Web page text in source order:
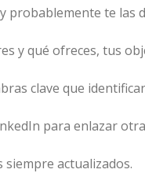
probablemente te las
y qué ofreces, tus
clave que
para enlazar
siempre actualizados.